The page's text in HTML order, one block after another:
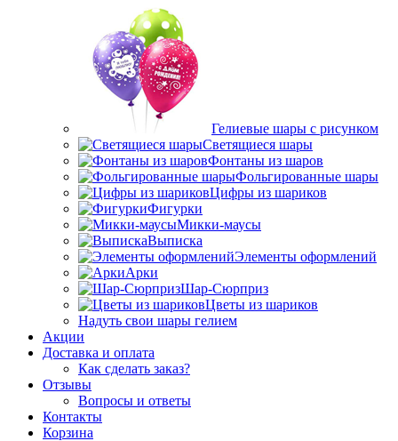
Гелиевые шары с рисунком
Светящиеся шары
Фонтаны из шаров
Фольгированные шары
Цифры из шариков
Фигурки
Микки-маусы
Выписка
Элементы оформлений
Арки
Шар-Сюрприз
Цветы из шариков
Надуть свои шары гелием
Акции
Доставка и оплата
Как сделать заказ?
Отзывы
Вопросы и ответы
Контакты
Корзина